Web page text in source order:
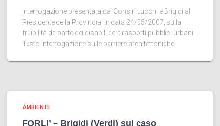
Interrogazione presentata dai Cons.ri Lucchi e Brigidi al
Presidente della Provincia, in data 24/05/2007, sulla
fruibilità da parte dei disabili dei t rasporti pubblici urbani
Testo interrogazione sulle barriere architettoniche
AMBIENTE
FORLI’ – Brigidi (Verdi) sul caso